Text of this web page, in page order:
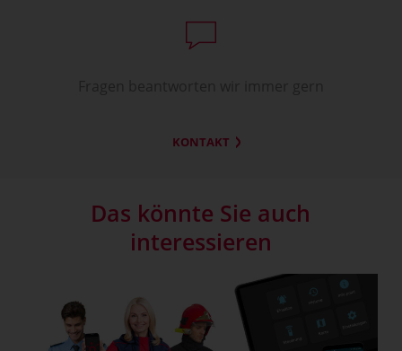
KONTAKT
Das könnte Sie auch
interessieren